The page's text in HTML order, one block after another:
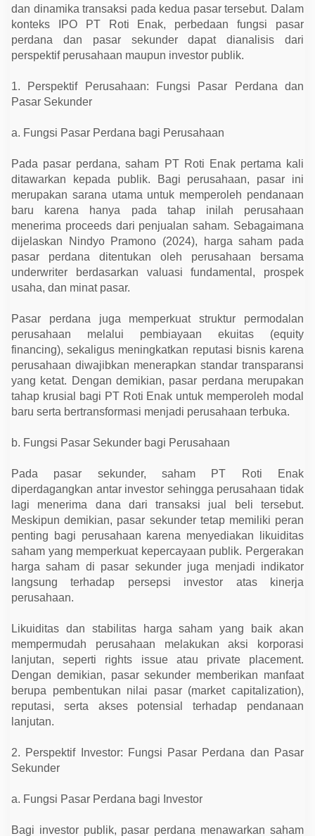
dan dinamika transaksi pada kedua pasar tersebut. Dalam
konteks IPO PT Roti Enak, perbedaan fungsi pasar
perdana dan pasar sekunder dapat dianalisis dari
perspektif perusahaan maupun investor publik.
1. Perspektif Perusahaan: Fungsi Pasar Perdana dan
Pasar Sekunder
a. Fungsi Pasar Perdana bagi Perusahaan
Pada pasar perdana, saham PT Roti Enak pertama kali
ditawarkan kepada publik. Bagi perusahaan, pasar ini
merupakan sarana utama untuk memperoleh pendanaan
baru karena hanya pada tahap inilah perusahaan
menerima proceeds dari penjualan saham. Sebagaimana
dijelaskan Nindyo Pramono (2024), harga saham pada
pasar perdana ditentukan oleh perusahaan bersama
underwriter berdasarkan valuasi fundamental, prospek
usaha, dan minat pasar.
Pasar perdana juga memperkuat struktur permodalan
perusahaan melalui pembiayaan ekuitas (equity
financing), sekaligus meningkatkan reputasi bisnis karena
perusahaan diwajibkan menerapkan standar transparansi
yang ketat. Dengan demikian, pasar perdana merupakan
tahap krusial bagi PT Roti Enak untuk memperoleh modal
baru serta bertransformasi menjadi perusahaan terbuka.
b. Fungsi Pasar Sekunder bagi Perusahaan
Pada pasar sekunder, saham PT Roti Enak
diperdagangkan antar investor sehingga perusahaan tidak
lagi menerima dana dari transaksi jual beli tersebut.
Meskipun demikian, pasar sekunder tetap memiliki peran
penting bagi perusahaan karena menyediakan likuiditas
saham yang memperkuat kepercayaan publik. Pergerakan
harga saham di pasar sekunder juga menjadi indikator
langsung terhadap persepsi investor atas kinerja
perusahaan.
Likuiditas dan stabilitas harga saham yang baik akan
mempermudah perusahaan melakukan aksi korporasi
lanjutan, seperti rights issue atau private placement.
Dengan demikian, pasar sekunder memberikan manfaat
berupa pembentukan nilai pasar (market capitalization),
reputasi, serta akses potensial terhadap pendanaan
lanjutan.
2. Perspektif Investor: Fungsi Pasar Perdana dan Pasar
Sekunder
a. Fungsi Pasar Perdana bagi Investor
Bagi investor publik, pasar perdana menawarkan saham